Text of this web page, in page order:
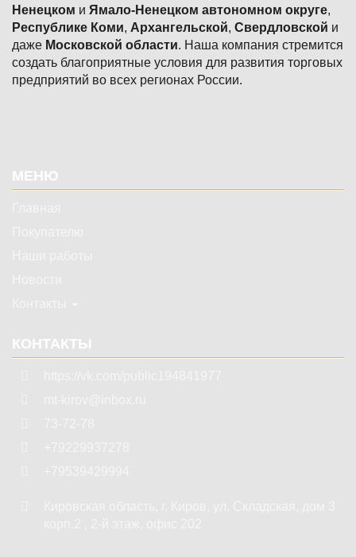
Ненецком и Ямало-Ненецком автономном округе,
Республике Коми, Архангельской, Свердловской и
даже Московской области. Наша компания стремится
создать благоприятные условия для развития торговых
предприятий во всех регионах России.
МЕНЮ
КОНТАКТЫ